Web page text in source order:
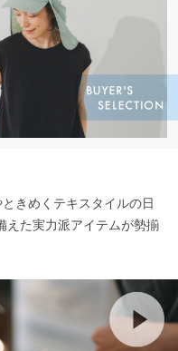
きめくテキスタイルの日
えた実力派アイテムが勢揃